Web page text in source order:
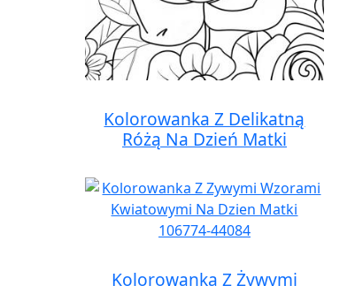
Kolorowanka Z Delikatną
Różą Na Dzień Matki
Kolorowanka Z Żywymi